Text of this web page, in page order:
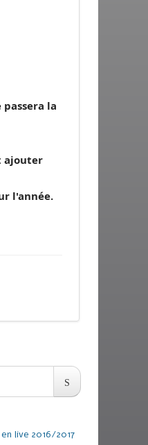
la
ajouter
l'année.
live 2016/2017